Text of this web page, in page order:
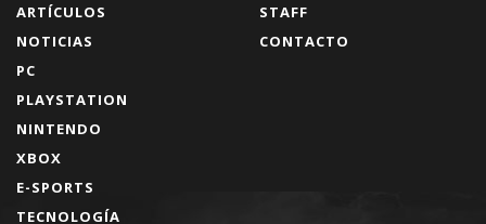
ARTÍCULOS
NOTICIAS
PC
PLAYSTATION
NINTENDO
XBOX
E-SPORTS
TECNOLOGÍA
STAFF
CONTACTO